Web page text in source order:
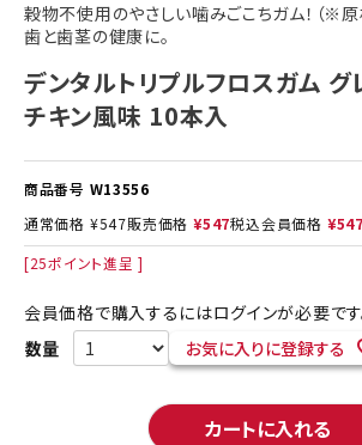
穀物不使用のやさしい噛みごこちガム！（※原
歯と歯茎の健康に。
デンタルトリプルフロスガム グ
チキン風味 10本入
商品番号 W13556
通常価格 ¥547販売価格 ¥547税込会員価格 ¥547
[25ポイント進呈 ]
会員価格で購入するにはログインが必要です
お気に入りに登録する
カートに入れる